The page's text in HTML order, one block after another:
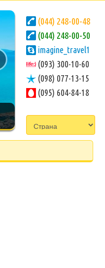
(044) 248-00-48
(044) 248-00-50
imagine_travel1
(093) 300-10-60
(098) 077-13-15
(095) 604-84-18